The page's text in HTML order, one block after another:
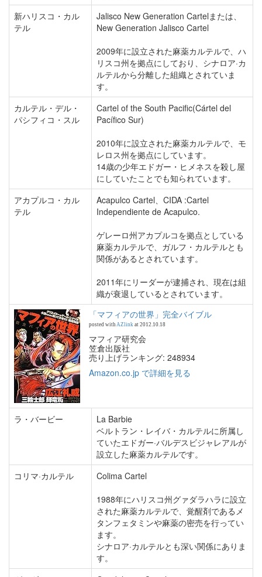
新ハリスコ・カル
テル
Jalisco New Generation Cartelまたは、
New Generation Jalisco Cartel
2009年に設立された麻薬カルテルで、ハ
リスコ州を拠点にしており、シナロア·カ
ルテルから分離した組織とされていま
す。
カルテル・デル・
パシフィコ・スル
Cartel of the South Pacific(Cártel del
Pacífico Sur)
2010年に設立された麻薬カルテルで、モ
レロス州を拠点にしています。
14歳の少年エドガー・ヒメネスを殺し屋
にしていたことでも知られています。
アカプルコ・カル
テル
Acapulco Cartel、CIDA :Cartel
Independiente de Acapulco.
ゲレーロ州アカプルコを拠点としている
麻薬カルテルで、ガルフ・カルテルとも
関係があるとされています。
2011年にリーダーが逮捕され、現在は組
織が衰退しているとされています。
「マフィアの世界」完全バイブル
posted withAZlink at 2012.10.18
マフィア研究会
笠倉出版社
売り上げランキング: 248934
Amazon.co.jp で詳細を見る
ラ・バービー
La Barbie
ベルトラン・レイバ・カルテルに所属し
ていたエドガー·バルデスビジャレアルが
設立した麻薬カルテルです。
コリマ·カルテル
Colima Cartel
1988年にハリスコ州グァダラハラに設立
された麻薬カルテルで、覚醒剤であるメ
タンフェタミンや麻薬の密売を行ってい
ます。
シナロア·カルテルとも深い関係にありま
す。